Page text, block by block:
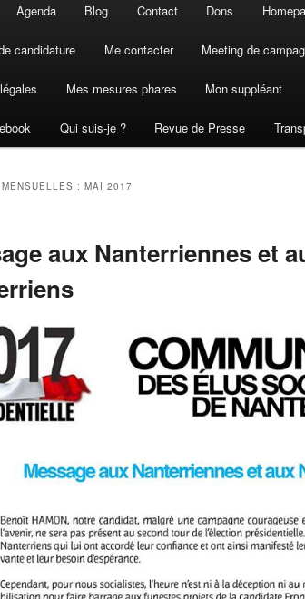
Agenda Blog Contact Dons
candidature Me contacter Meeting de
Mes mesures phares Mon suppléant
Qui suis-je ? Revue de Presse
: MAI 2017
aux Nanterriennes et